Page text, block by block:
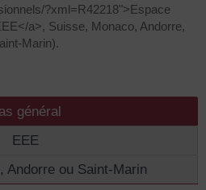
?xml=R42218">Espace
a>, Suisse, Monaco, Andorre,
Marin).
général
EEE
Andorre ou Saint-Marin